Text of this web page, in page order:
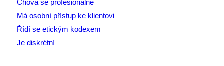
Chová se profesionálně
Má osobní přístup ke klientovi
Řídí se etickým kodexem
Je diskrétní